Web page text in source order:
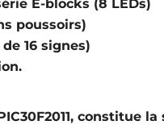
E-blocks (8 LEDs)
poussoirs)
16 signes)
constitue